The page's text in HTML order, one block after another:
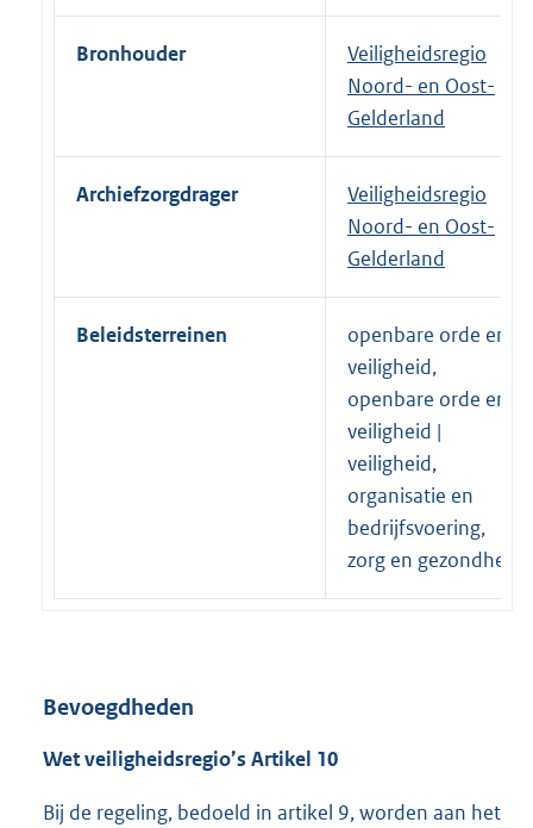
Bronhouder
Veiligheidsregio
Noord- en Oost-
Gelderland
Archiefzorgdrager
Veiligheidsregio
Noord- en Oost-
Gelderland
Beleidsterreinen
openbare orde en
veiligheid,
openbare orde en
veiligheid |
veiligheid,
organisatie en
bedrijfsvoering,
zorg en gezondheid
Bevoegdheden
Wet veiligheidsregio’s Artikel 10
Bij de regeling, bedoeld in artikel 9, worden aan het